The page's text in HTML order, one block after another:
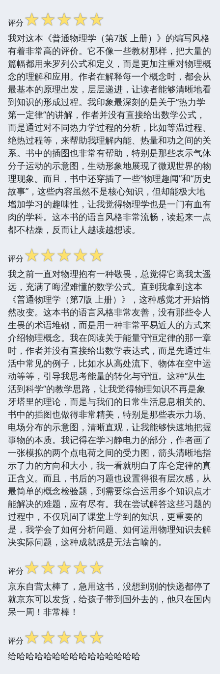
评分☆☆☆☆☆
我对这本《普通物理学（第7版 上册）》的编写风格
有着非常高的评价。它不像一些教材那样，把大量的
篇幅都用来罗列公式和定义，而是更加注重对物理概
念的理解和应用。作者在解释每一个概念时，都会从
最基本的原理出发，层层递进，让读者能够清晰地看
到知识的形成过程。我印象最深刻的是关于“热力学
第一定律”的讲解，作者并没有直接给出数学公式，
而是通过对不同热力学过程的分析，比如等温过程、
绝热过程等，来帮助我理解内能、热量和功之间的关
系。书中的插图也非常有帮助，特别是那些表示气体
分子运动的示意图，生动形象地展现了微观世界的物
理现象。而且，书中还穿插了一些“物理趣闻”和“历史
故事”，这些内容虽然不是核心知识，但却能极大地
增加学习的趣味性，让我觉得物理学也是一门有血有
肉的学科。这本书的语言风格非常流畅，读起来一点
都不枯燥，反而让人越读越想读。
评分☆☆☆☆☆
我之前一直对物理抱有一种敬畏，总觉得它离我太遥
远，充满了晦涩难懂的数学公式。直到我拿到这本
《普通物理学（第7版 上册）》，这种感觉才开始悄
然改变。这本书的语言风格非常友善，没有那些令人
生畏的术语堆砌，而是用一种非常平易近人的方式来
介绍物理概念。我在阅读关于能量守恒定律的那一章
时，作者并没有直接给出数学表达式，而是先通过生
活中常见的例子，比如水从高处流下、物体在空中运
动等等，引导我思考能量的转化与守恒。这种“从生
活到科学”的教学思路，让我觉得物理知识不再是象
牙塔里的理论，而是与我们的日常生活息息相关的。
书中的插图也做得非常精美，特别是那些表示力场、
电场分布的示意图，清晰直观，让我能够快速地把握
事物的本质。我记得在学习静电力的部分，作者画了
一张模拟的两个点电荷之间的受力图，箭头清晰地指
示了力的方向和大小，我一看就明白了库仑定律的真
正含义。而且，书后的习题也设置得很有层次感，从
最简单的概念检验题，到需要综合运用多个知识点才
能解决的难题，应有尽有。我在尝试解答这些习题的
过程中，不仅巩固了课堂上学到的知识，更重要的
是，我学会了如何分析问题、如何运用物理知识去解
决实际问题，这种成就感是无法言喻的。
评分☆☆☆☆☆
京东自营太棒了，急用这书，没想到别的快递都停了
就京东可以发货，给孩子带到国外去的，他只在国内
呆一周！非常棒！
评分☆☆☆☆☆
给哈哈哈哈哈哈哈哈哈哈哈哈哈哈